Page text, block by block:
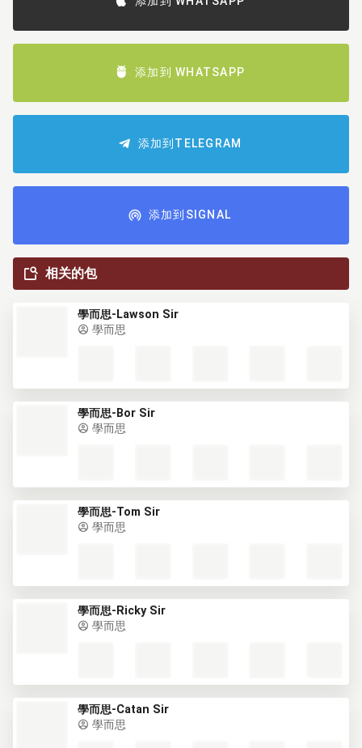
添加到 WHATSAPP
添加到TELEGRAM
添加到SIGNAL
相关的包
學而思-Lawson Sir
學而思
學而思-Bor Sir
學而思
學而思-Tom Sir
學而思
學而思-Ricky Sir
學而思
學而思-Catan Sir
學而思